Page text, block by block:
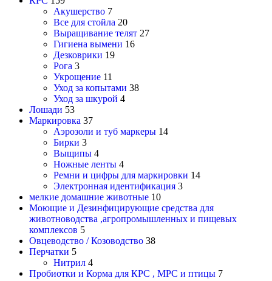
Акушерство 7
Все для стойла 20
Выращивание телят 27
Гигиена вымени 16
Дезковрики 19
Рога 3
Укрощение 11
Уход за копытами 38
Уход за шкурой 4
Лошади 53
Маркировка 37
Аэрозоли и туб маркеры 14
Бирки 3
Выщипы 4
Ножные ленты 4
Ремни и цифры для маркировки 14
Электронная идентификация 3
мелкие домашние животные 10
Моющие и Дезинфицирующие средства для
животноводства ,агропромышленных и пищевых
комплексов 5
Овцеводство / Козоводство 38
Перчатки 5
Нитрил 4
Пробиотки и Корма для КРС , МРС и птицы 7